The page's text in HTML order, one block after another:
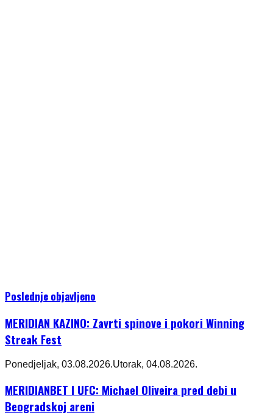
Poslednje objavljeno
MERIDIAN KAZINO: Zavrti spinove i pokori Winning
Streak Fest
Ponedjeljak, 03.08.2026.Utorak, 04.08.2026.
MERIDIANBET I UFC: Michael Oliveira pred debi u
Beogradskoj areni